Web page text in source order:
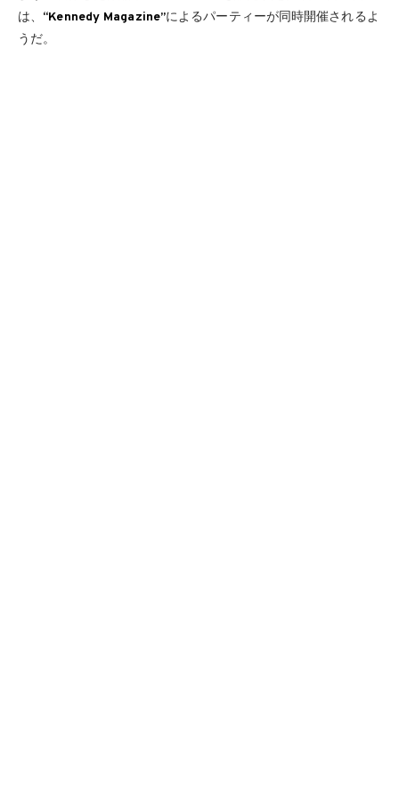
は、 “Kennedy Magazine”によるパーティーが同時開催されるよ
うだ。